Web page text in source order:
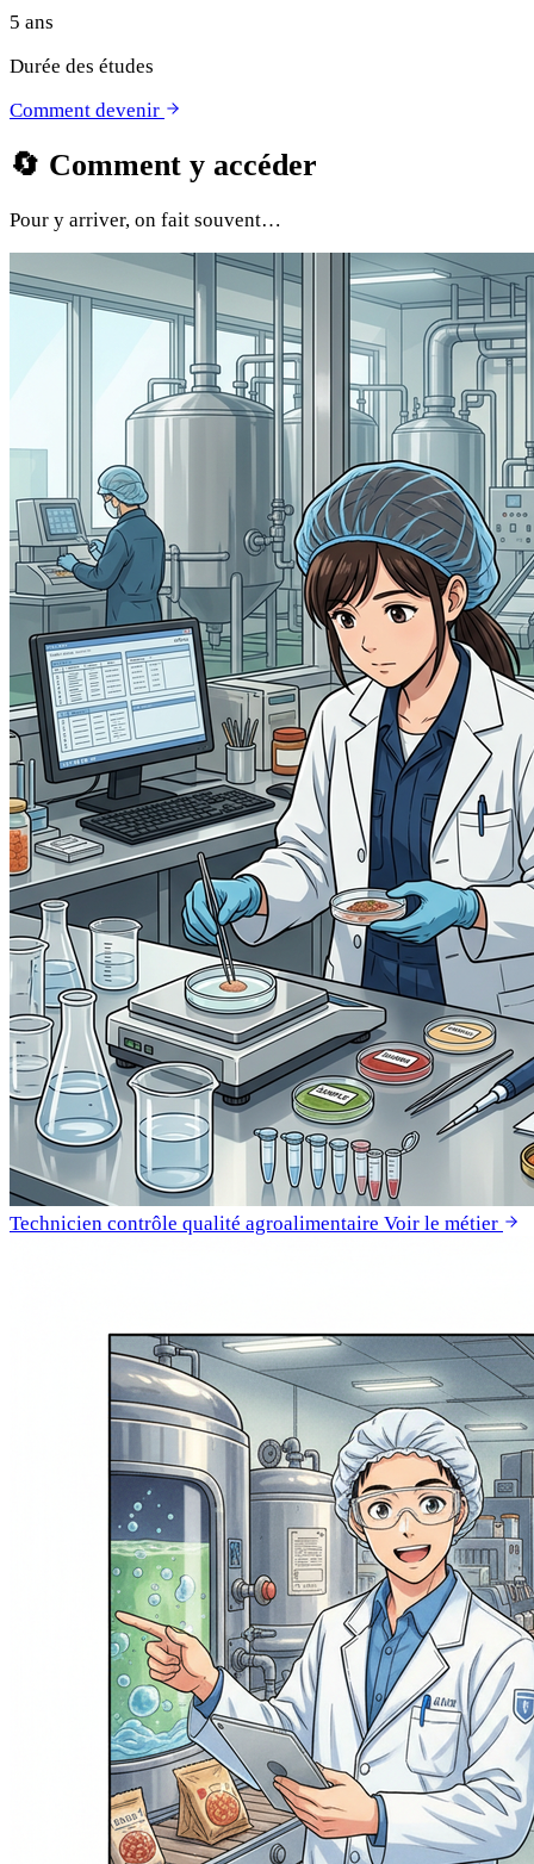
5 ans
Durée des études
Comment devenir
🔄 Comment y accéder
Pour y arriver, on fait souvent…
Technicien contrôle qualité agroalimentaire Voir le métier